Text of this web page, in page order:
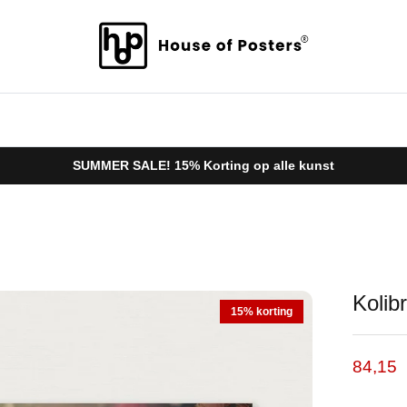
SUMMER SALE! 15% Korting op alle kunst
15% korting
84,15